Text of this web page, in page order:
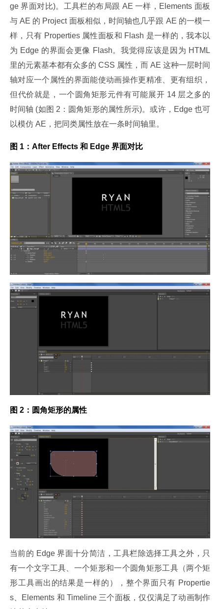
ge 界面对比)。工具栏的布局跟 AE 一样，Elements 面板
与 AE 的 Project 面板相似，时间轴也几乎跟 AE 的一模一
样，只有 Properties 属性面板和 Flash 是一样的，我本以
为 Edge 的界面会更像 Flash。我觉得应该是因为 HTML
里的元素基本都有众多的 CSS 属性，而 AE 这种一层时间
轴对应一个属性的界面能使动画操作更精准、更有组织，
但代价就是，一个圆角矩形元件有可能展开 14 层之多的
时间轴 (如图 2：圆角矩形的属性所示)。或许，Edge 也可
以模仿 AE，把同类属性放在一条时间轴里。
图 1：After Effects 和 Edge 界面对比
图 2：圆角矩形的属性
当前的 Edge 界面十分简洁，工具栏除选择工具之外，只
有一个文字工具、一个矩形和一个圆角矩形工具（两个矩
形工具画出的结果是一样的），整个界面只有 Propertie
s、Elements 和 Timeline 三个面板，仅仅满足了动画制作